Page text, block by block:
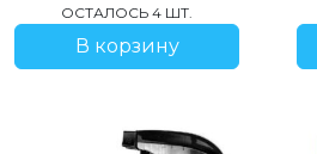
ОСТАЛОСЬ 4 ШТ.
В корзину